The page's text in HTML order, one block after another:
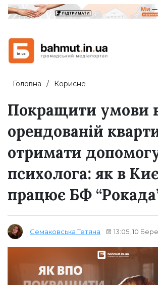
Головна Корисне
Покращити умови
орендованій
отримати
психолога: як в
працює БФ
Семаковська Тетяна 13:05, 10